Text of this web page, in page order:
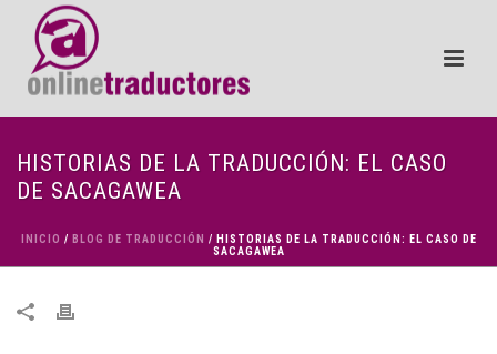
HISTORIAS DE LA TRADUCCIÓN: EL CASO
DE SACAGAWEA
INICIO / BLOG DE TRADUCCIÓN / HISTORIAS DE LA TRADUCCIÓN: EL CASO DE
SACAGAWEA